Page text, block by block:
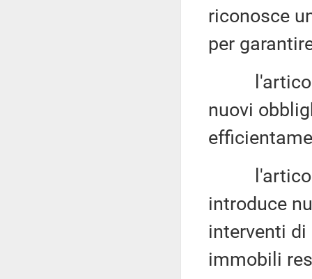
riconosce
per
l'articolo
nuovi
l'articolo
introduce
interventi
immobili